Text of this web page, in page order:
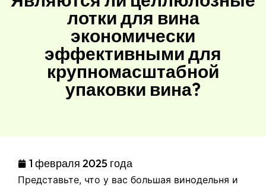
лотки для вина
экономически
эффективными для
крупномасштабной
упаковки вина?
1 февраля 2025 года
Представьте, что у вас большая винодельня и